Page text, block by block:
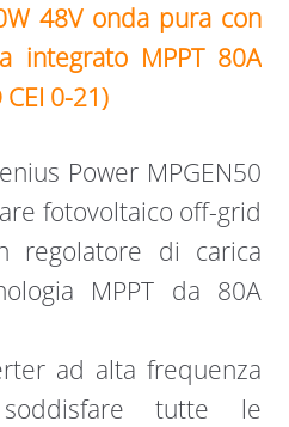
48V onda pura con
integrato MPPT 80A
0-21)
Power MPGEN50
fotovoltaico off-grid
regolatore di carica
MPPT da 80A
ad alta frequenza
tutte le